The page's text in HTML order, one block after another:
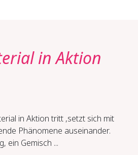
in Aktion
in Aktion tritt ,setzt sich mit
Phänomene auseinander.
ein Gemisch ...